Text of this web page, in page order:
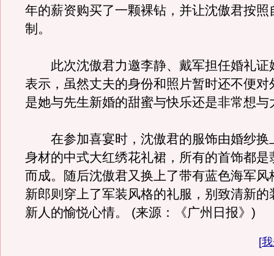
年的薪资购买了一颗裸钻，并让沈傲君按照
制。
此次沈傲君力邀李静、戴军担任婚礼证
表示，虽然丈夫的身份和照片暂时还不便对
是她与先生新婚的甜蜜与快乐还是非常想与
在参加喜宴时，沈傲君的服饰由婚纱换
身材的中式大红绣花礼裙，所有的首饰都是
而成。随后沈傲君又换上了带有蓝色海军风
新郎则穿上了军装风格的礼服，别致清新的
新人的愉悦心情。 (来源：《广州日报》)
[